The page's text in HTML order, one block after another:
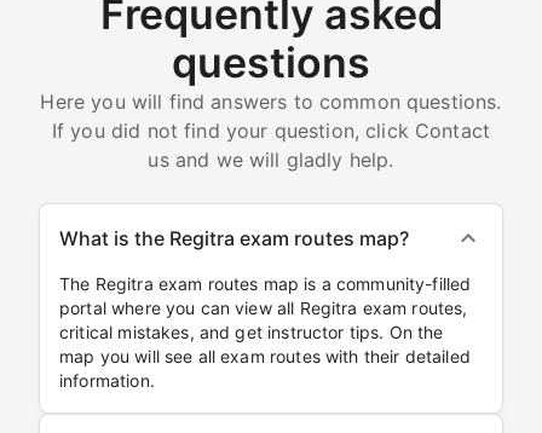
Frequently asked
questions
Here you will find answers to common questions.
If you did not find your question, click Contact
us and we will gladly help.
What is the Regitra exam routes map?
The Regitra exam routes map is a community-filled
portal where you can view all Regitra exam routes,
critical mistakes, and get instructor tips. On the
map you will see all exam routes with their detailed
information.